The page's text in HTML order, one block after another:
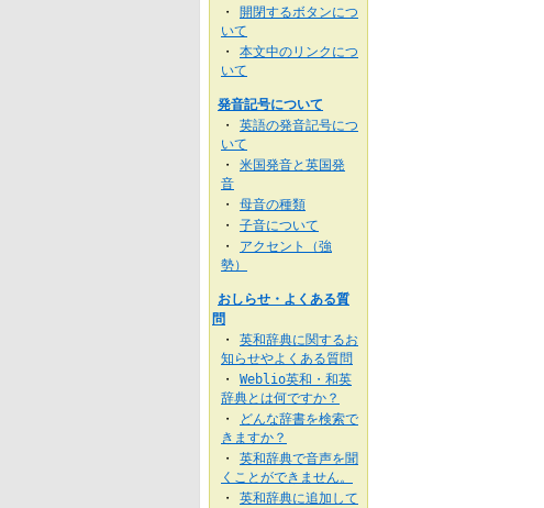
・
開閉するボタンにつ
いて
・
本文中のリンクにつ
いて
発音記号について
・
英語の発音記号につ
いて
・
米国発音と英国発
音
・ 母音の種類
・ 子音について
・
アクセント（強
勢）
おしらせ・よくある質
問
・
英和辞典に関するお
知らせやよくある質問
・
Weblio英和・和英
辞典とは何ですか？
・
どんな辞書を検索で
きますか？
・
英和辞典で音声を聞
くことができません。
・
英和辞典に追加して